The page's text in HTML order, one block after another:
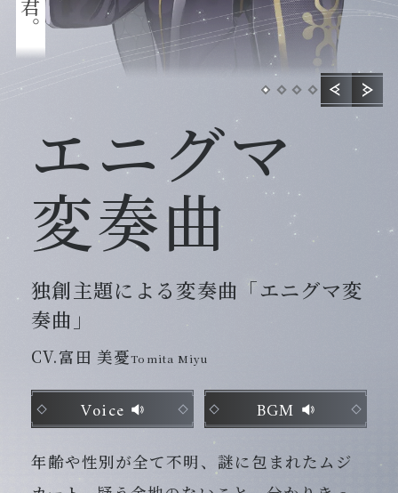
エニグマ
変奏曲
独創主題による変奏曲「エニグマ変
奏曲」
CV.富田 美憂Tomita Miyu
Voice BGM
年齢や性別が全て不明、謎に包まれたムジ